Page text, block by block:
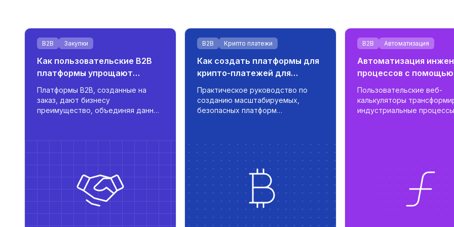
B2B Закупки
Как пользовательские B2B
платформы упрощают
интеграцию поставщиков
Платформы B2B, созданные на
заказ, дают бизнесу
преимущество, объединяя данные
B2B Крипто платежи
Как создать платформы для
крипто-платежей для
продавцов
Практическое руководство по
созданию масштабируемых,
безопасных платформ
управлением транзакциями в
реальном времени.
B2B Автоматизация
Автоматизация
процессов с помощью
пользовательских веб-
калькуляторов
Пользовательские веб-
калькуляторы
индустриальные процессы,
масштабируемых